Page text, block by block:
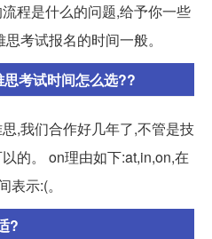
程是什么的问题,给予你一些
考试报名的时间一般。
考试时间怎么选??
,我们合作好几年了,不管是技
的。 on理由如下:at,in,on,在
示:(。
?